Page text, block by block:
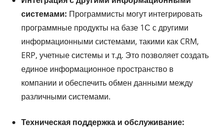
системами: Программисты могут интегрировать
программные продукты на базе 1С с другими
информационными системами, такими как CRM,
ERP, учетные системы и т.д. Это позволяет создать
единое информационное пространство в
компании и обеспечить обмен данными между
различными системами.
Техническая поддержка и обслуживание: